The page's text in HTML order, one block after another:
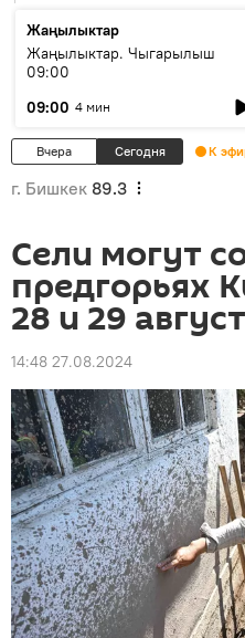
Жаңылыктар
Жаңылыктар. Чыгарылыш
09:00
09:00 4 мин
Вчера Сегодня К
г. Бишкек 89.3
Сели могут
предгорьях
28 и 29
14:48 27.08.2024